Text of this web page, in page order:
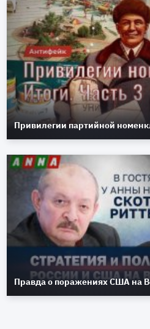
Привилегии партийной
Правда о поражениях США на